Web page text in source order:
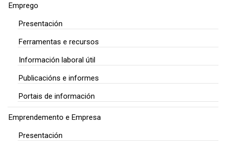
Emprego
Presentación
Ferramentas e recursos
Información laboral útil
Publicacións e informes
Portais de información
Emprendemento e Empresa
Presentación